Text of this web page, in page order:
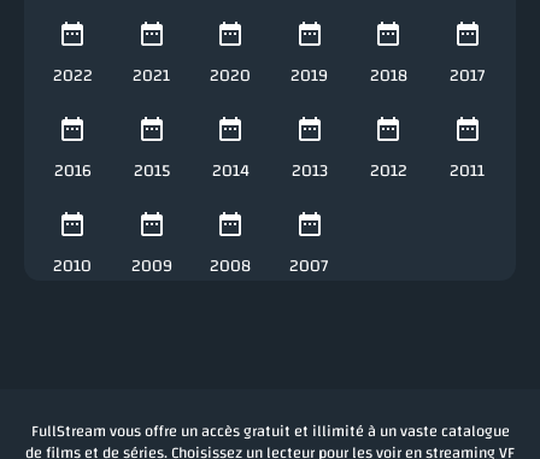
2022 2021 2020 2019 2018 2017
2016 2015 2014 2013 2012 2011
2010 2009 2008 2007
FullStream vous offre un accès gratuit et illimité à un vaste catalogue
de films et de séries. Choisissez un lecteur pour les voir en streaming VF